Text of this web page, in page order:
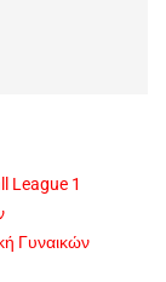
League 1
Γυναικών